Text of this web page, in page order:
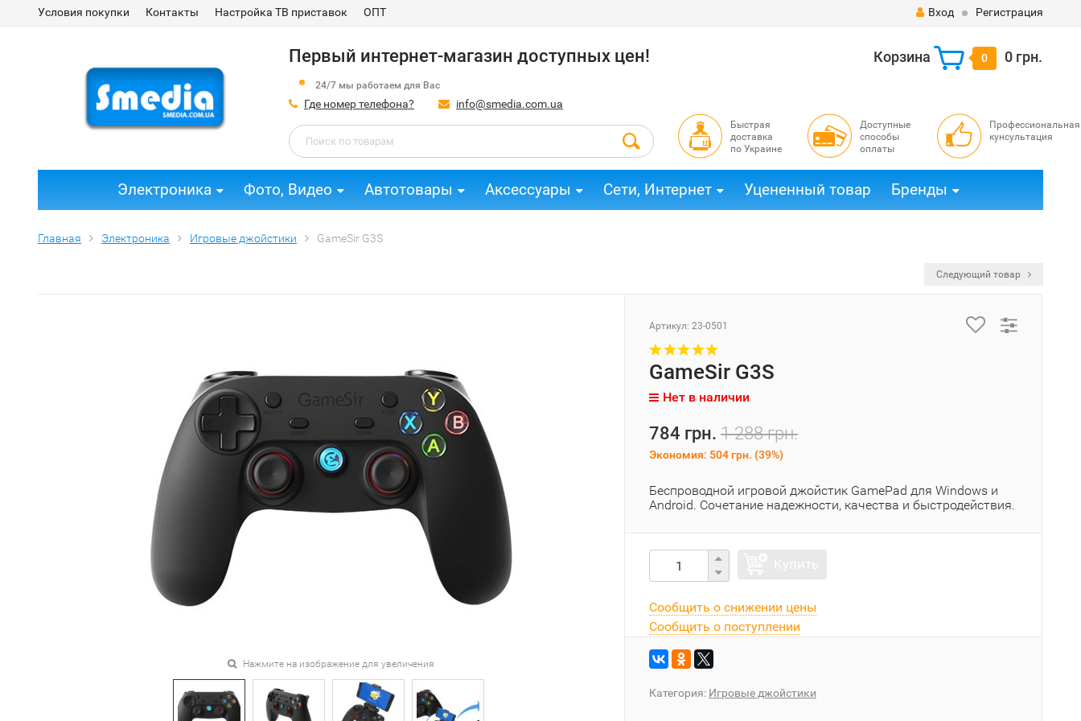
Условия покупки Контакты Настройка ТВ приставок ОПТ Вход Регистрация
Первый интернет-магазин доступных цен!
24/7 мы работаем для Вас
Где номер телефона? info@smedia.com.ua
Корзина 0 0 грн.
Быстрая
доставка
по Украине
Доступные
способы
оплаты
Профессиональная
кунсультация
Электроника Фото, Видео Автотовары Аксессуары Сети, Интернет Уцененный товар Бренды
Главная Электроника Игровые джойстики GameSir G3S
Следующий товар
Нажмите на изображение для увеличения
Артикул: 23-0501
GameSir G3S
Нет в наличии
784 грн. 1 288 грн.
Экономия: 504 грн. (39%)
Беспроводной игровой джойстик GamePad для Windows и
Android. Сочетание надежности, качества и быстродействия.
Сообщить о снижении цены
Сообщить о поступлении
Категория: Игровые джойстики